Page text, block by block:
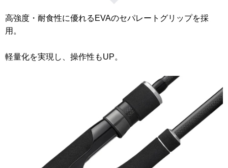
高強度・耐食性に優れるEVAのセパレートグリップを採
用。
軽量化を実現し、操作性もUP。